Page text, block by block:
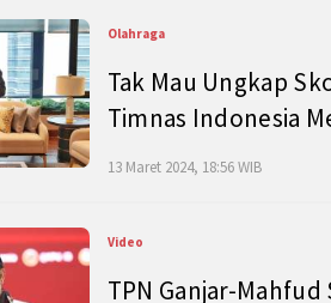
Olahraga
Tak Mau Ungkap
Timnas Indonesia
13 Maret 2024, 18:56 WIB
Video
TPN Ganjar-